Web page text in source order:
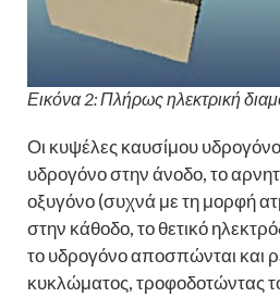
Εικόνα 2: Πλήρως ηλεκτρική
Οι κυψέλες καυσίμου
υδρογόνο στην άνοδο, το
οξυγόνο (συχνά με τη μορφή
στην κάθοδο, το θετικό
το υδρογόνο αποσπώνται και
κυκλώματος, τροφοδοτώντας